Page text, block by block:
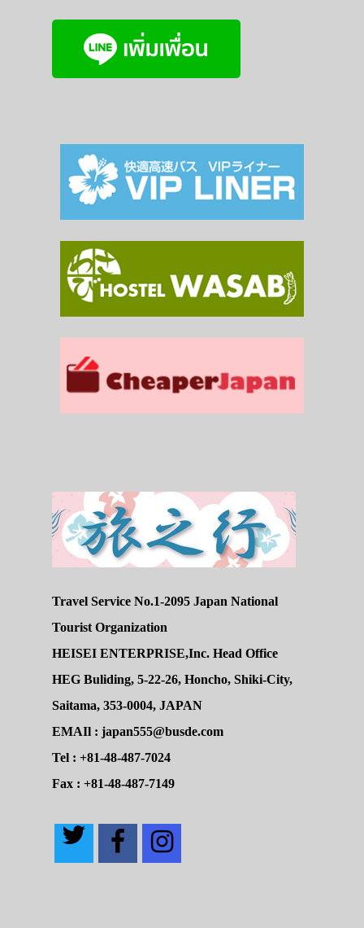
Travel Service No.1-2095 Japan National
Tourist Organization
HEISEI ENTERPRISE,Inc. Head Office
HEG Buliding, 5-22-26, Honcho, Shiki-City,
Saitama, 353-0004, JAPAN
EMAIl : japan555@busde.com
Tel : +81-48-487-7024
Fax : +81-48-487-7149